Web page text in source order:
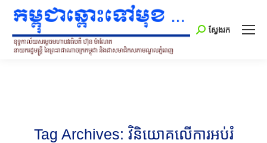
Search:
ស្វែងរក
Tag Archives: វិនិយោគលើការអប់រំ